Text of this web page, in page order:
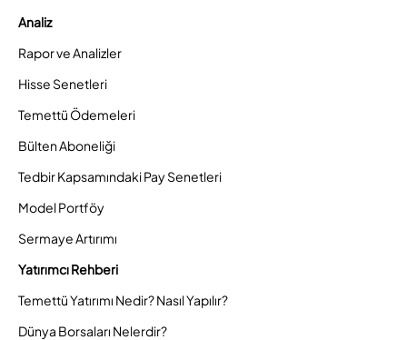
Analiz
Rapor ve Analizler
Hisse Senetleri
Temettü Ödemeleri
Bülten Aboneliği
Tedbir Kapsamındaki Pay Senetleri
Model Portföy
Sermaye Artırımı
Yatırımcı Rehberi
Temettü Yatırımı Nedir? Nasıl Yapılır?
Dünya Borsaları Nelerdir?